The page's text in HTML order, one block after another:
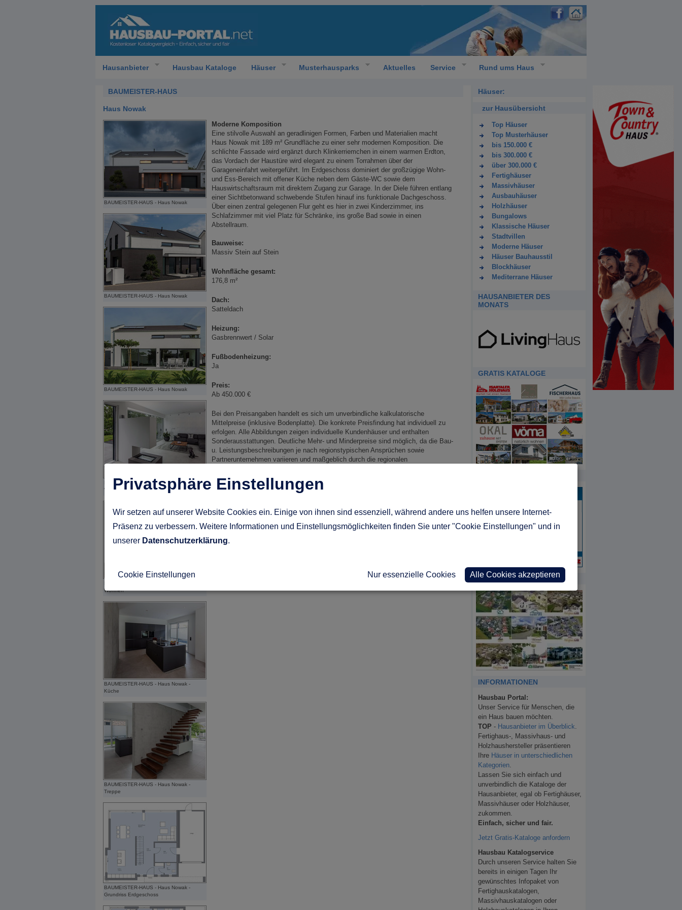
Hausanbieter Hausbau Kataloge Häuser Musterhausparks Aktuelles Service Rund ums Haus
BAUMEISTER-HAUS
Haus Nowak
BAUMEISTER-HAUS - Haus Nowak
BAUMEISTER-HAUS - Haus Nowak
BAUMEISTER-HAUS - Haus Nowak
BAUMEISTER-HAUS - Haus Nowak -
Wohnen
Wohnen
BAUMEISTER-HAUS - Haus Nowak -
Küche
BAUMEISTER-HAUS - Haus Nowak -
Treppe
BAUMEISTER-HAUS - Haus Nowak -
Grundriss Erdgeschoss
Moderne Komposition
Eine stilvolle Auswahl an geradlinigen Formen, Farben und Materialien macht
Haus Nowak mit 189 m² Grundfläche zu einer sehr modernen Komposition. Die
schlichte Fassade wird ergänzt durch Klinkerriemchen in einem warmen Erdton,
das Vordach der Haustüre wird elegant zu einem Torrahmen über der
Garageneinfahrt weitergeführt. Im Erdgeschoss dominiert der großzügige Wohn-
und Ess-Bereich mit offener Küche neben dem Gäste-WC sowie dem
Hauswirtschaftsraum mit direktem Zugang zur Garage. In der Diele führen entlang
einer Sichtbetonwand schwebende Stufen hinauf ins funktionale Dachgeschoss.
Über einen zentral gelegenen Flur geht es hier in zwei Kinderzimmer, ins
Schlafzimmer mit viel Platz für Schränke, ins große Bad sowie in einen
Abstellraum.
Bauweise:
Massiv Stein auf Stein
Wohnfläche gesamt:
176,8 m²
Dach:
Satteldach
Heizung:
Gasbrennwert / Solar
Fußbodenheizung:
Ja
Preis:
Ab 450.000 €
Bei den Preisangaben handelt es sich um unverbindliche kalkulatorische
Mittelpreise (inklusive Bodenplatte). Die konkrete Preisfindung hat individuell zu
erfolgen. Alle Abbildungen zeigen individuelle Kundenhäuser und enthalten
Sonderausstattungen. Deutliche Mehr- und Minderpreise sind möglich, da die Bau-
u. Leistungsbeschreibungen je nach regionstypischen Ansprüchen sowie
Partnerunternehmen variieren und maßgeblich durch die regionalen
werden.
Sichern Sie sich gleich hier den Hausbau Katalog dieses Anbieters.
Häuser:
zur Hausübersicht
Top Häuser
Top Musterhäuser
bis 150.000 €
bis 300.000 €
über 300.000 €
Fertighäuser
Massivhäuser
Ausbauhäuser
Holzhäuser
Bungalows
Klassische Häuser
Stadtvillen
Moderne Häuser
Häuser Bauhausstil
Blockhäuser
Mediterrane Häuser
HAUSANBIETER DES
MONATS
GRATIS KATALOGE
MUSTERHAUS REPORT
INFORMATIONEN
Hausbau Portal:
Unser Service für Menschen, die
ein Haus bauen möchten.
TOP - Hausanbieter im Überblick
Fertighaus-, Massivhaus- und
Holzhaushersteller präsentieren
Ihre Häuser in unterschiedlichen
Kategorien
Lassen Sie sich einfach und
unverbindlich die Kataloge der
Hausanbieter, egal ob Fertighäuser,
Massivhäuser oder Holzhäuser,
zukommen.
Einfach, sicher und fair.
Jetzt Gratis-Kataloge anfordern
Hausbau Katalogservice
Durch unseren Service halten Sie
bereits in einigen Tagen Ihr
gewünschtes Infopaket von
Fertighauskatalogen,
Massivhauskatalogen oder
Privatsphäre Einstellungen
Wir setzen auf unserer Website Cookies ein. Einige von ihnen sind essenziell, während andere uns helfen unsere Internet-
Präsenz zu verbessern. Weitere Informationen und Einstellungsmöglichkeiten finden Sie unter "Cookie Einstellungen" und in
unserer Datenschutzerklärung.
Cookie Einstellungen Nur essenzielle Cookies Alle Cookies akzeptieren